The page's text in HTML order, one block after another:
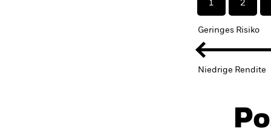
1 2
Geringes Risiko
Niedrige Rendite